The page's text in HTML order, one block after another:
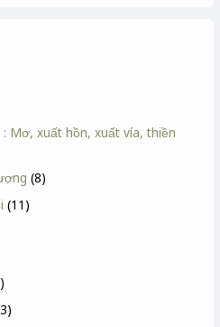
Mơ, xuất hồn, xuất vía, thiền
(8)
(11)